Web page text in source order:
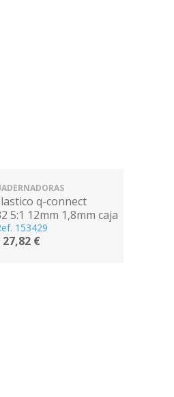
q-connect
5:1 12mm 1,8mm caja
unidades
153429
27,82 €